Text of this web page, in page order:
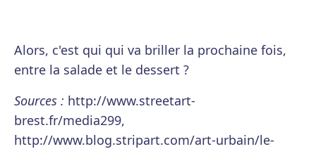
Alors, c'est qui qui va briller la prochaine fois,
entre la salade et le dessert ?
Sources : http://www.streetart-
brest.fr/media299,
http://www.blog.stripart.com/art-urbain/le-